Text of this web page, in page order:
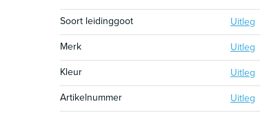
Soort leidinggoot Uitleg
Merk
Uitleg
Kleur
Uitleg
Artikelnummer
Uitleg